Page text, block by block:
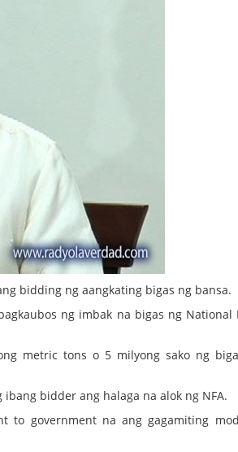
bidding ng aangkating bigas ng bansa.
ng imbak na bigas ng National
metric tons o 5 milyong sako ng
bidder ang halaga na alok ng NFA.
to government na ang gagamiting